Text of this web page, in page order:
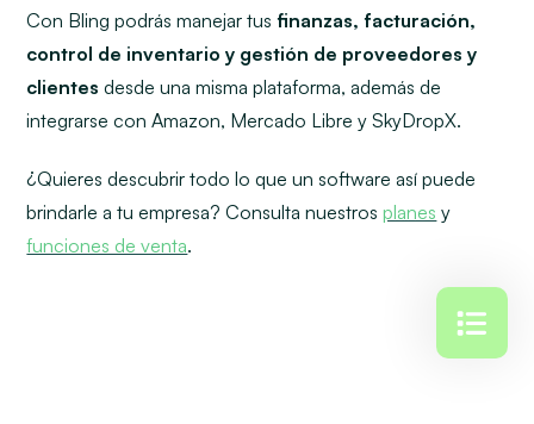
Con Bling podrás manejar tusfinanzas, facturación,
control de inventario y gestión de proveedores y
clientes desde una misma plataforma, además de
integrarse con Amazon, Mercado Libre y SkyDropX.
¿Quieres descubrir todo lo que un software así puede
brindarle a tu empresa? Consulta nuestrosplanes y
funciones de venta.